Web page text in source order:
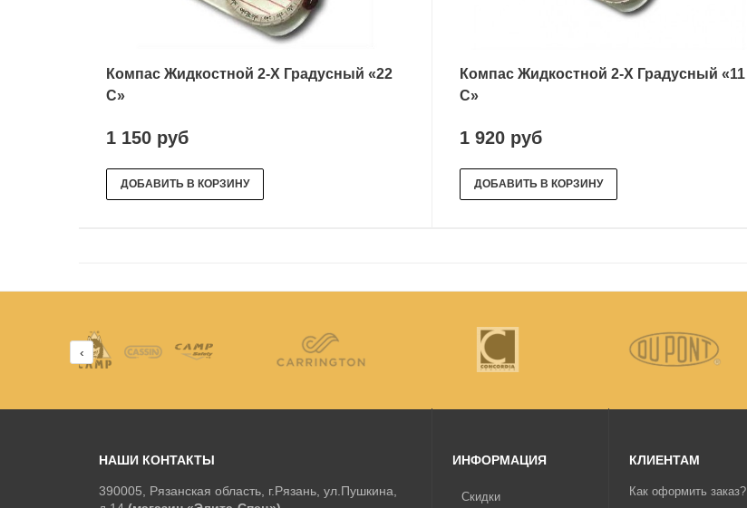
Компас Жидкостной 2-Х Градусный «22
C»
1 150 руб
ДОБАВИТЬ В КОРЗИНУ
Компас Жидкостной 2-Х Градусный «11
C»
1 920 руб
ДОБАВИТЬ В КОРЗИНУ
‹
НАШИ КОНТАКТЫ
390005, Рязанская область, г.Рязань, ул.Пушкина,
ИНФОРМАЦИЯ
Скидки
КЛИЕНТАМ
Как оформить заказ?